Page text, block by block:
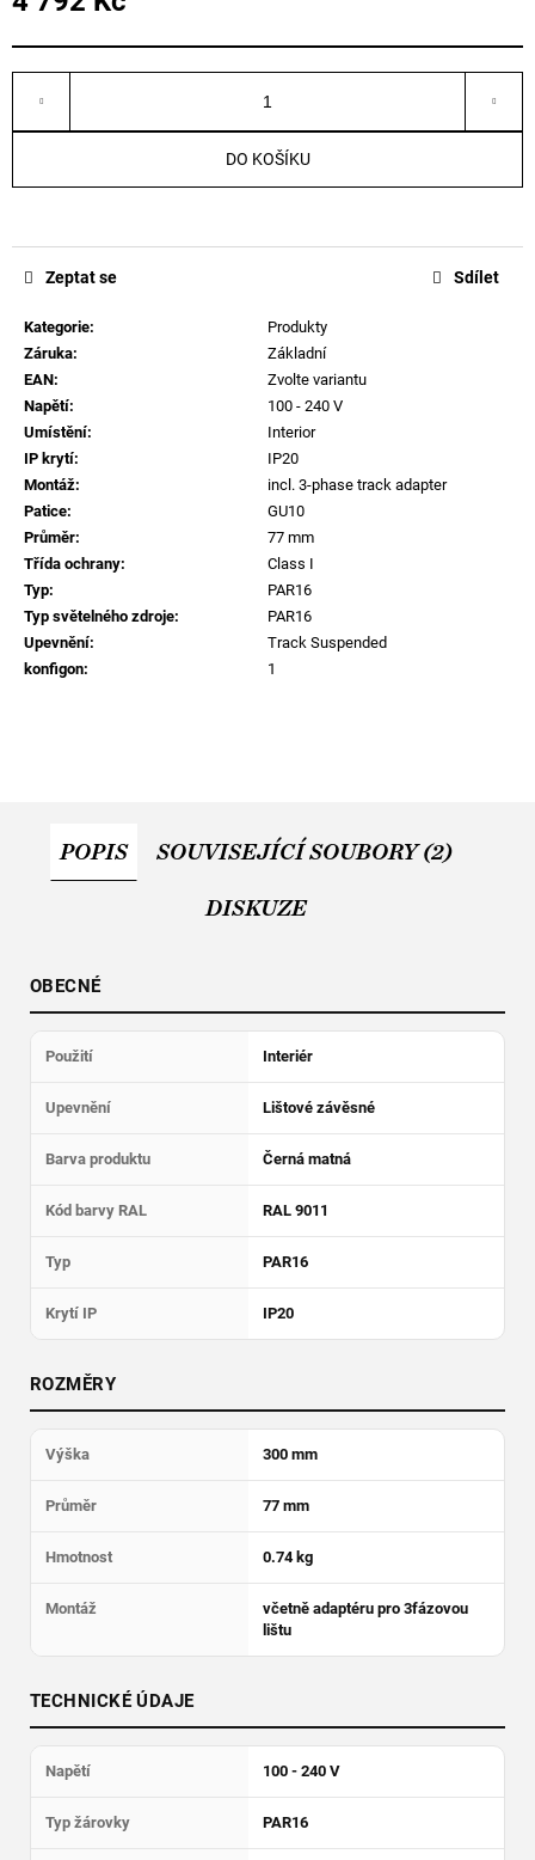
cena:
DO KOŠÍKU
Kategorie:
Produkty
Záruka:
Základní
EAN:
Zvolte variantu
Napětí:
100 - 240 V
Umístění:
Interior
IP krytí:
IP20
Montáž:
incl. 3-phase track adapter
Patice:
GU10
Průměr:
77 mm
Třída ochrany:
Class I
Typ:
PAR16
Typ světelného zdroje:
PAR16
Upevnění:
Track Suspended
konfigon: 1
Zeptat se Sdílet
POPIS SOUVISEJÍCÍ SOUBORY (2)
DISKUZE
OBECNÉ
Použití Interiér
Upevnění Lištové závěsné
Barva produktu Černá matná
Kód barvy RAL RAL 9011
Typ PAR16
Krytí IP IP20
ROZMĚRY
Výška 300 mm
Průměr 77 mm
Hmotnost 0.74 kg
Montáž
včetně adaptéru pro 3fázovou
lištu
TECHNICKÉ ÚDAJE
Napětí 100 - 240 V
Typ žárovky PAR16
j
e
m
e